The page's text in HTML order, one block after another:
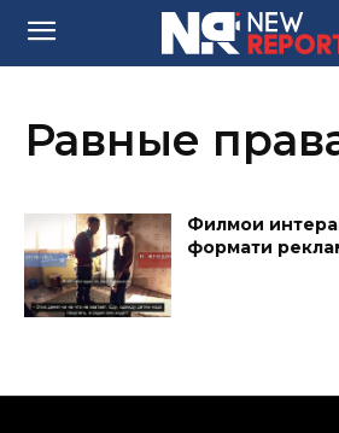
Равные
Филмҳои
формати